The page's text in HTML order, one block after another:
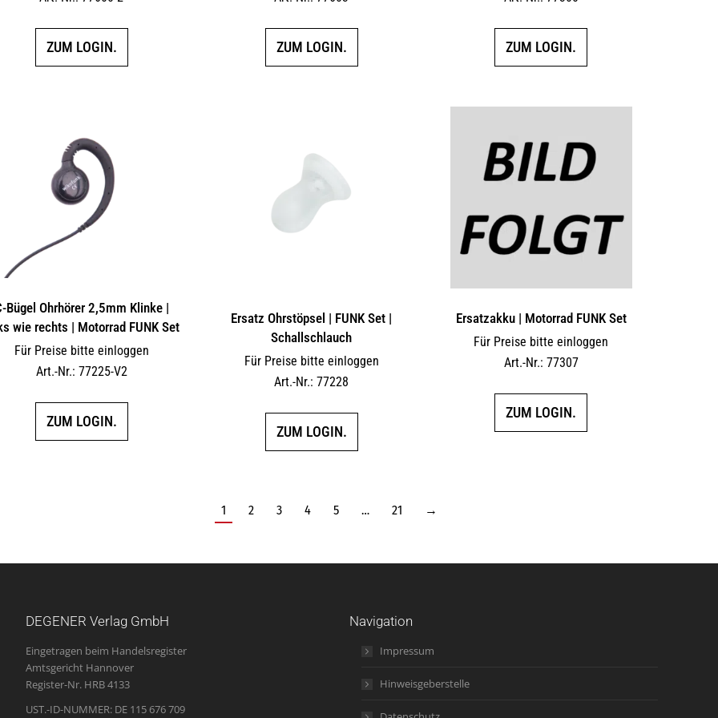
ZUM LOGIN. ZUM LOGIN. ZUM LOGIN.
Bügel Ohrhörer 2,5mm Klinke |
wie rechts | Motorrad FUNK Set
Für Preise bitte einloggen
Art.-Nr.: 77225-V2
ZUM LOGIN.
Ersatz Ohrstöpsel | FUNK Set |
Schallschlauch
Für Preise bitte einloggen
Art.-Nr.: 77228
ZUM LOGIN.
Ersatzakku | Motorrad FUNK Set
Für Preise bitte einloggen
Art.-Nr.: 77307
ZUM LOGIN.
1 2 3 4 5 … 21 →
DEGENER Verlag GmbH
Eingetragen beim Handelsregister
Amtsgericht Hannover
Register-Nr. HRB 4133
UST.-ID-NUMMER: DE 115 676 709
Navigation
Impressum
Hinweisgeberstelle